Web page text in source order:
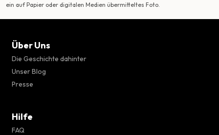
ein auf Papier oder digitalen Medien übermitteltes Foto.
Über Uns
Die Geschichte dahinter
Unser Blog
Presse
Hilfe
FAQ